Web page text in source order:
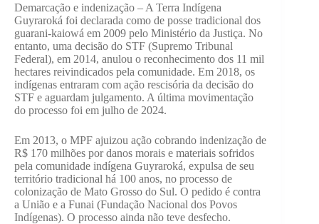
Demarcação e indenização – A Terra Indígena
Guyraroká foi declarada como de posse tradicional dos
guarani-kaiowá em 2009 pelo Ministério da Justiça. No
entanto, uma decisão do STF (Supremo Tribunal
Federal), em 2014, anulou o reconhecimento dos 11 mil
hectares reivindicados pela comunidade. Em 2018, os
indígenas entraram com ação rescisória da decisão do
STF e aguardam julgamento. A última movimentação
do processo foi em julho de 2024.
Em 2013, o MPF ajuizou ação cobrando indenização de
R$ 170 milhões por danos morais e materiais sofridos
pela comunidade indígena Guyraroká, expulsa de seu
território tradicional há 100 anos, no processo de
colonização de Mato Grosso do Sul. O pedido é contra
a União e a Funai (Fundação Nacional dos Povos
Indígenas). O processo ainda não teve desfecho.